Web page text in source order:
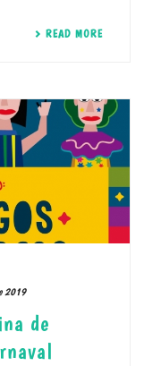
READ MORE
2019
de